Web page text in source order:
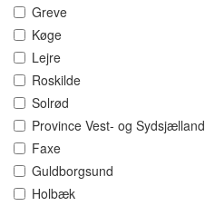
Greve
Køge
Lejre
Roskilde
Solrød
Province Vest- og Sydsjælland
Faxe
Guldborgsund
Holbæk